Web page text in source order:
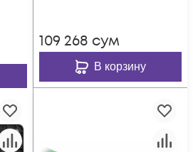
109 268 сум
В корзину